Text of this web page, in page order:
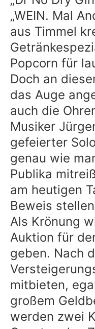
„WEIN. Mal
aus Timmel
Popcorn für
Doch an
das Auge
auch die
Musiker
gefeierter
genau wie
Publika
am heutigen
Beweis
Als Krönung
Auktion für
geben. Nach
mitbieten,
großem
werden zwei